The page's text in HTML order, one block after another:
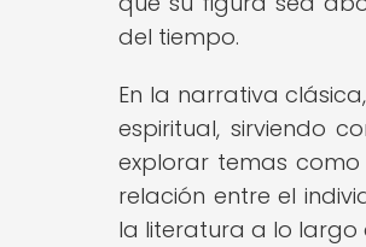
del tiempo.
En la narrativa
espiritual, sirviendo
explorar temas
relación entre el
la literatura a lo largo